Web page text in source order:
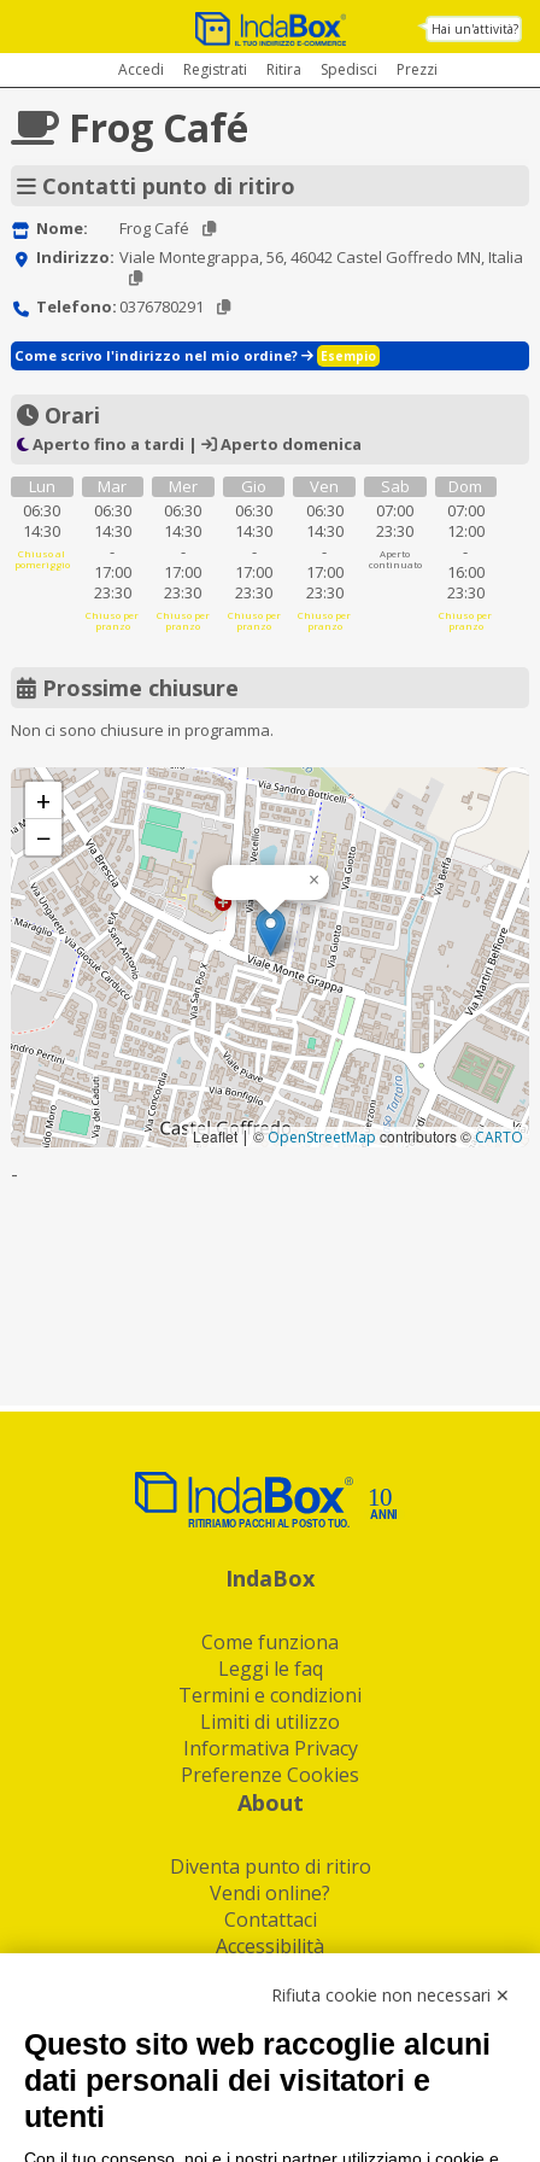
Hai un'attività?
Accedi Registrati Ritira Spedisci Prezzi
Frog Café
Contatti punto di ritiro
Nome:
Frog Café
Indirizzo: Viale Montegrappa, 56, 46042 Castel Goffredo MN, Italia
Telefono: 0376780291
Come scrivo l'indirizzo nel mio ordine? Esempio
Orari
Aperto fino a tardi |
Aperto domenica
Lun
06:30
14:30
Chiuso al
pomeriggio
Mar
06:30
14:30
-
17:00
23:30
Chiuso per
pranzo
Mer
06:30
14:30
-
17:00
23:30
Chiuso per
pranzo
Gio
06:30
14:30
-
17:00
23:30
Chiuso per
pranzo
Ven
06:30
14:30
-
17:00
23:30
Chiuso per
pranzo
Sab
07:00
23:30
Aperto
continuato
Dom
07:00
12:00
-
16:00
23:30
Chiuso per
pranzo
Prossime chiusure
Non ci sono chiusure in programma.
×
+
−
Leaflet|©OpenStreetMap contributors ©CARTO
-
IndaBox
Come funziona
Leggi le faq
Termini e condizioni
Limiti di utilizzo
Informativa Privacy
Preferenze Cookies
About
Diventa punto di ritiro
Vendi online?
Contattaci
Accessibilità
Facebook
Linkedin
I nostri punti di ritiro e spedizione pacchi nelle
Rifiuta cookie non necessari ✕
Questo sito web raccoglie alcuni
dati personali dei visitatori e
utenti